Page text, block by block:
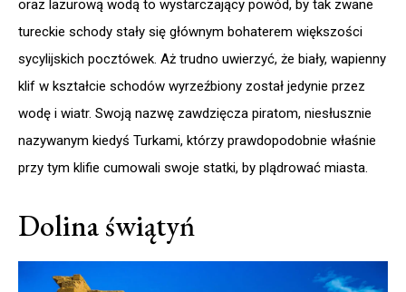
oraz lazurową wodą to wystarczający powód, by tak zwane
tureckie schody stały się głównym bohaterem większości
sycylijskich pocztówek. Aż trudno uwierzyć, że biały, wapienny
klif w kształcie schodów wyrzeźbiony został jedynie przez
wodę i wiatr. Swoją nazwę zawdzięcza piratom, niesłusznie
nazywanym kiedyś Turkami, którzy prawdopodobnie właśnie
przy tym klifie cumowali swoje statki, by plądrować miasta.
Dolina świątyń